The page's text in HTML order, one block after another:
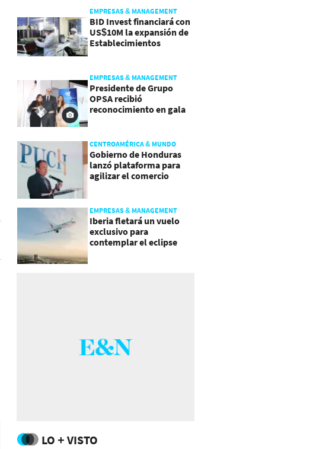
EMPRESAS & MANAGEMENT
BID Invest financiará con
US$10M la expansión de
Establecimientos
EMPRESAS & MANAGEMENT
Presidente de Grupo
OPSA recibió
reconocimiento en gala
CENTROAMÉRICA & MUNDO
Gobierno de Honduras
lanzó plataforma para
agilizar el comercio
EMPRESAS & MANAGEMENT
Iberia fletará un vuelo
exclusivo para
contemplar el eclipse
LO + VISTO